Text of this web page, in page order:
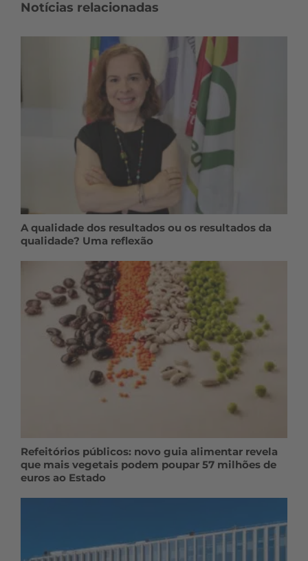
Notícias relacionadas
A qualidade dos resultados ou os resultados da
qualidade? Uma reflexão
Refeitórios públicos: novo guia alimentar revela
que mais vegetais podem poupar 57 milhões de
euros ao Estado